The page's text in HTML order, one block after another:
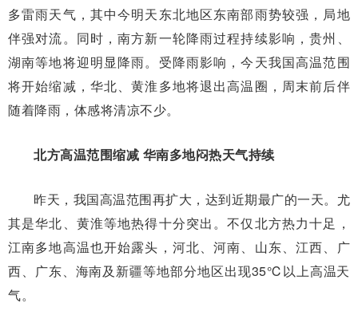
多雷雨天气，其中今明天东北地区东南部雨势较强，局地
伴强对流。同时，南方新一轮降雨过程持续影响，贵州、
湖南等地将迎明显降雨。受降雨影响，今天我国高温范围
将开始缩减，华北、黄淮多地将退出高温圈，周末前后伴
随着降雨，体感将清凉不少。
北方高温范围缩减 华南多地闷热天气持续
昨天，我国高温范围再扩大，达到近期最广的一天。尤
其是华北、黄淮等地热得十分突出。不仅北方热力十足，
江南多地高温也开始露头，河北、河南、山东、江西、广
西、广东、海南及新疆等地部分地区出现35℃以上高温天
气。